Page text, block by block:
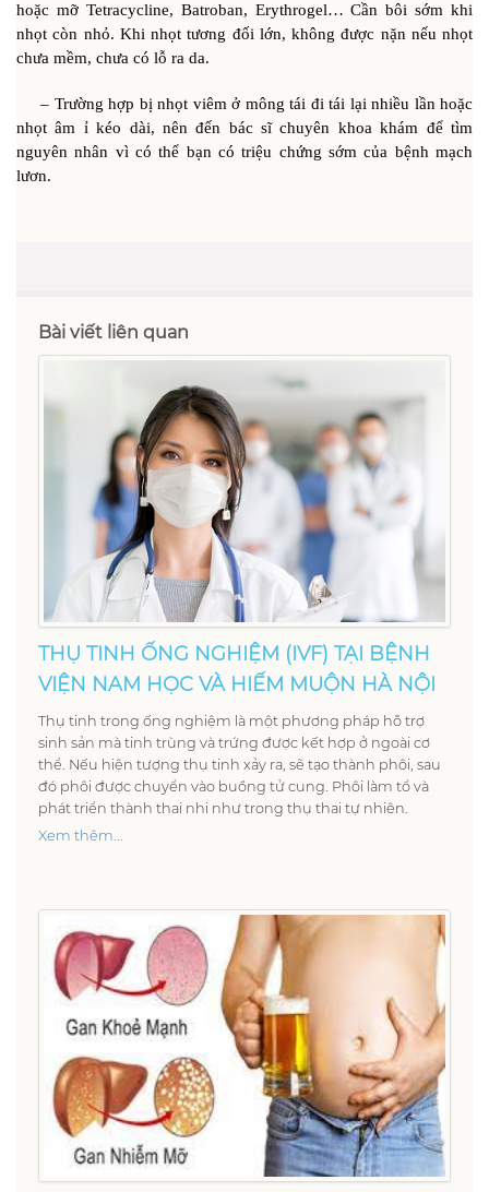
hoặc mỡ Tetracycline, Batroban, Erythrogel… Cần bôi sớm khi
nhọt còn nhỏ. Khi nhọt tương đối lớn, không được nặn nếu nhọt
chưa mềm, chưa có lỗ ra da.
– Trường hợp bị nhọt viêm ở mông tái đi tái lại nhiều lần hoặc
nhọt âm ỉ kéo dài, nên đến bác sĩ chuyên khoa khám để tìm
nguyên nhân vì có thể bạn có triệu chứng sớm của bệnh mạch
lươn.
Bài viết liên quan
THỤ TINH ỐNG NGHIỆM (IVF) TẠI BỆNH
VIỆN NAM HỌC VÀ HIẾM MUỘN HÀ NỘI
Thụ tinh trong ống nghiệm là một phương pháp hỗ trợ
sinh sản mà tinh trùng và trứng được kết hợp ở ngoài cơ
thể. Nếu hiện tượng thụ tinh xảy ra, sẽ tạo thành phôi, sau
đó phôi được chuyển vào buồng tử cung. Phôi làm tổ và
phát triển thành thai nhi như trong thụ thai tự nhiên.
Xem thêm...